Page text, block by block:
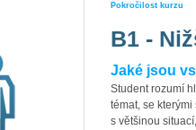
Pokročilost kurzu
B1 -
Jaké jsou
Student rozumí
témat, se
s většinou